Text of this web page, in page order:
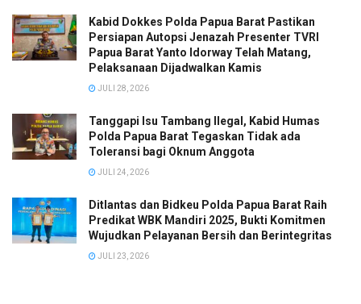
Kabid Dokkes Polda Papua Barat Pastikan
Persiapan Autopsi Jenazah Presenter TVRI
Papua Barat Yanto Idorway Telah Matang,
Pelaksanaan Dijadwalkan Kamis
JULI 28, 2026
Tanggapi Isu Tambang Ilegal, Kabid Humas
Polda Papua Barat Tegaskan Tidak ada
Toleransi bagi Oknum Anggota
JULI 24, 2026
Ditlantas dan Bidkeu Polda Papua Barat Raih
Predikat WBK Mandiri 2025, Bukti Komitmen
Wujudkan Pelayanan Bersih dan Berintegritas
JULI 23, 2026